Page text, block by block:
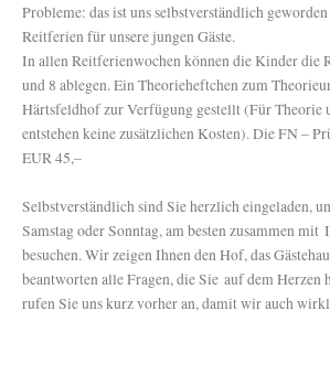
Probleme: das ist uns selbstverständlich
Reitferien für unsere jungen Gäste.
In allen Reitferienwochen können die Kinder die
und 8 ablegen. Ein Theorieheftchen zum
Härtsfeldhof zur Verfügung gestellt (Für Theorie
entstehen keine zusätzlichen Kosten). Die FN –
EUR 45,–
Selbstverständlich sind Sie herzlich eingeladen,
Samstag oder Sonntag, am besten zusammen mit
besuchen. Wir zeigen Ihnen den Hof, das
beantworten alle Fragen, die Sie auf dem Herzen
rufen Sie uns kurz vorher an, damit wir auch